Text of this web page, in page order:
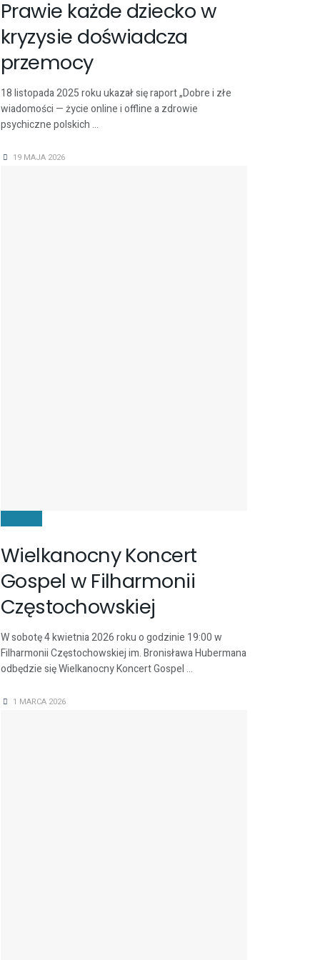
Prawie każde dziecko w
kryzysie doświadcza
przemocy
18 listopada 2025 roku ukazał się raport „Dobre i złe
wiadomości — życie online i offline a zdrowie
psychiczne polskich ...
19 MAJA 2026
Wielkanocny Koncert
Gospel w Filharmonii
Częstochowskiej
W sobotę 4 kwietnia 2026 roku o godzinie 19:00 w
Filharmonii Częstochowskiej im. Bronisława Hubermana
odbędzie się Wielkanocny Koncert Gospel ...
1 MARCA 2026